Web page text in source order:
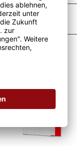
in Deutschland